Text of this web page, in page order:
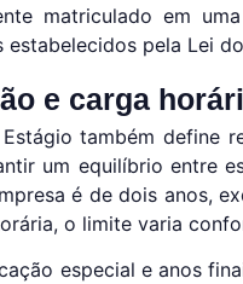
matriculado em
estabelecidos pela Lei
e carga
também define
um equilíbrio entre
é de dois anos,
o limite varia
especial e anos